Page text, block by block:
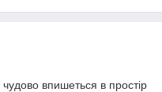
чудово впишеться в простір